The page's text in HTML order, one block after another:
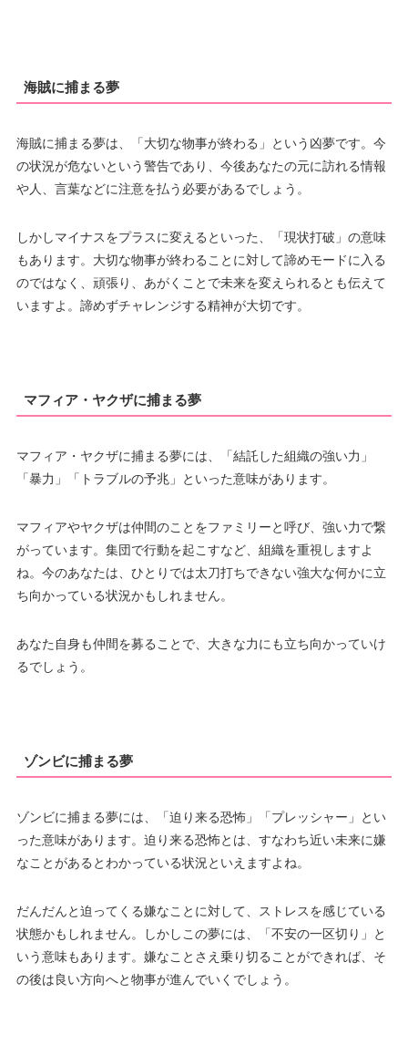
海賊に捕まる夢
海賊に捕まる夢は、「大切な物事が終わる」という凶夢です。今
の状況が危ないという警告であり、今後あなたの元に訪れる情報
や人、言葉などに注意を払う必要があるでしょう。
しかしマイナスをプラスに変えるといった、「現状打破」の意味
もあります。大切な物事が終わることに対して諦めモードに入る
のではなく、頑張り、あがくことで未来を変えられるとも伝えて
いますよ。諦めずチャレンジする精神が大切です。
マフィア・ヤクザに捕まる夢
マフィア・ヤクザに捕まる夢には、「結託した組織の強い力」
「暴力」「トラブルの予兆」といった意味があります。
マフィアやヤクザは仲間のことをファミリーと呼び、強い力で繋
がっています。集団で行動を起こすなど、組織を重視しますよ
ね。今のあなたは、ひとりでは太刀打ちできない強大な何かに立
ち向かっている状況かもしれません。
あなた自身も仲間を募ることで、大きな力にも立ち向かっていけ
るでしょう。
ゾンビに捕まる夢
ゾンビに捕まる夢には、「迫り来る恐怖」「プレッシャー」とい
った意味があります。迫り来る恐怖とは、すなわち近い未来に嫌
なことがあるとわかっている状況といえますよね。
だんだんと迫ってくる嫌なことに対して、ストレスを感じている
状態かもしれません。しかしこの夢には、「不安の一区切り」と
いう意味もあります。嫌なことさえ乗り切ることができれば、そ
の後は良い方向へと物事が進んでいくでしょう。